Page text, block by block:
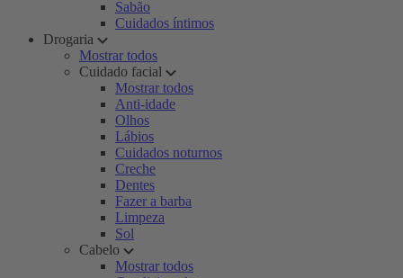
Sabão
Cuidados íntimos
Drogaria
Mostrar todos
Cuidado facial
Mostrar todos
Anti-idade
Olhos
Lábios
Cuidados noturnos
Creche
Dentes
Fazer a barba
Limpeza
Sol
Cabelo
Mostrar todos